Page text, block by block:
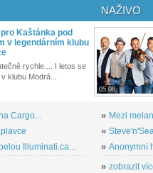
Kaštánka pod
v legendárním klubu
rychle.... I letos se
klubu Modrá...
Cargo...
Illuminati.ca...
NAŽIVO
05.08.
» Mezi
»
» Anonymní
» zobrazit